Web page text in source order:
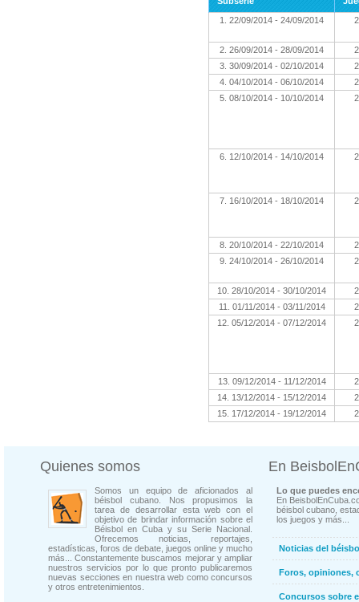
1. 22/09/2014 - 24/09/2014
2. 26/09/2014 - 28/09/2014
3. 30/09/2014 - 02/10/2014
4. 04/10/2014 - 06/10/2014
5. 08/10/2014 - 10/10/2014
6. 12/10/2014 - 14/10/2014
7. 16/10/2014 - 18/10/2014
8. 20/10/2014 - 22/10/2014
9. 24/10/2014 - 26/10/2014
10. 28/10/2014 - 30/10/2014
11. 01/11/2014 - 03/11/2014
12. 05/12/2014 - 07/12/2014
13. 09/12/2014 - 11/12/2014
14. 13/12/2014 - 15/12/2014
15. 17/12/2014 - 19/12/2014
Quienes somos
Somos un equipo de aficionados al
béisbol cubano. Nos propusimos la
tarea de desarrollar esta web con el
objetivo de brindar información sobre el
Béisbol en Cuba y su Serie Nacional.
Ofrecemos noticias, reportajes,
estadísticas, foros de debate, juegos online y mucho
más... Constantemente buscamos mejorar y ampliar
nuestros servicios por lo que pronto publicaremos
nuevas secciones en nuestra web como concursos
y otros entretenimientos.
En
Lo que puedes
En
béisbol cubano,
los juegos y más...
Noticias del
Foros, opiniones,
Concursos sobre